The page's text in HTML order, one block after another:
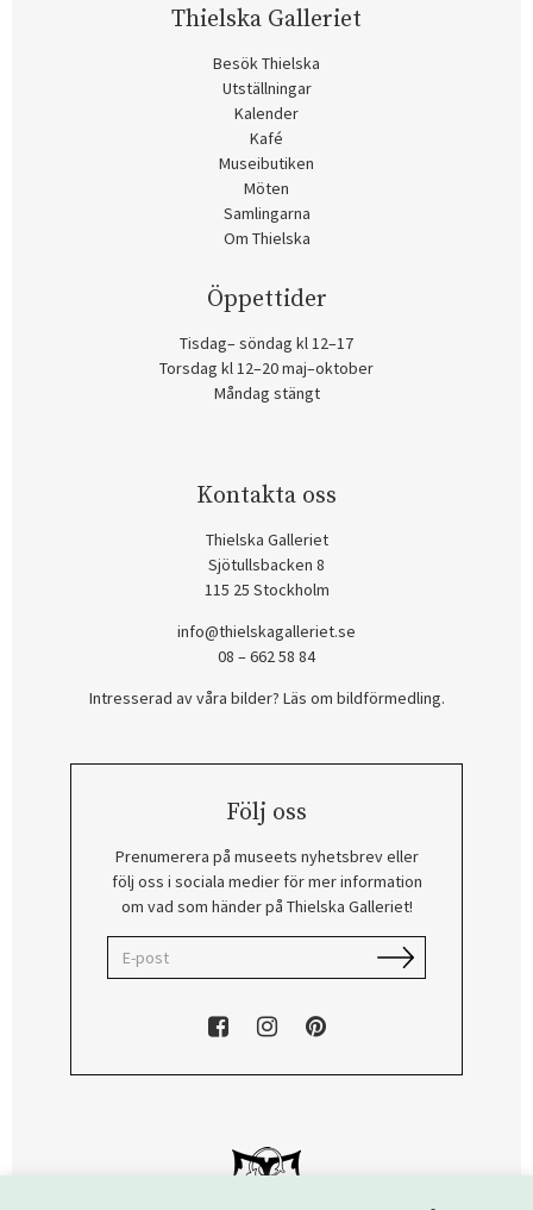
Thielska Galleriet
Besök Thielska
Utställningar
Kalender
Kafé
Museibutiken
Möten
Samlingarna
Om Thielska
Öppettider
Tisdag– söndag kl 12–17
Torsdag kl 12–20 maj–oktober
Måndag stängt
Kontakta oss
Thielska Galleriet
Sjötullsbacken 8
115 25 Stockholm
info@thielskagalleriet.se
08 – 662 58 84
Intresserad av våra bilder? Läs om bildförmedling.
Följ oss
Prenumerera på museets nyhetsbrev eller
följ oss i sociala medier för mer information
om vad som händer på Thielska Galleriet!